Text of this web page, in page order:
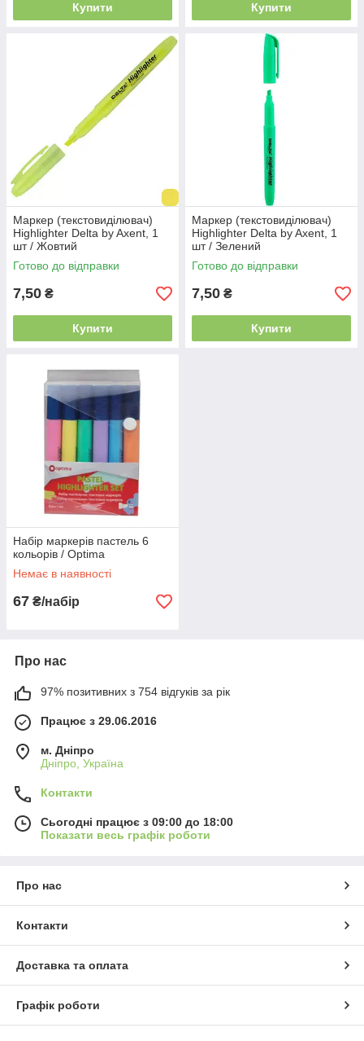
Купити Купити
Маркер (текстовиділювач)
Highlighter Delta by Axent, 1
шт / Жовтий
Готово до відправки
7,50 ₴
Купити
Маркер (текстовиділювач)
Highlighter Delta by Axent, 1
шт / Зелений
Готово до відправки
7,50 ₴
Купити
Набір маркерів пастель 6
кольорів / Optima
Немає в наявності
67 ₴/набір
Про нас
97% позитивних з 754 відгуків за рік
Працює з 29.06.2016
м. Дніпро
Дніпро, Україна
Контакти
Сьогодні працює з 09:00 до 18:00
Показати весь графік роботи
Про нас
Контакти
Доставка та оплата
Графік роботи